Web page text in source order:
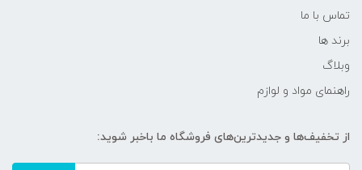
تماس با ما
برند ها
وبلاگ
راهنمای مواد و لوازم
از تخفیف‌ها و جدیدترین‌های فروشگاه ما باخبر شوید: